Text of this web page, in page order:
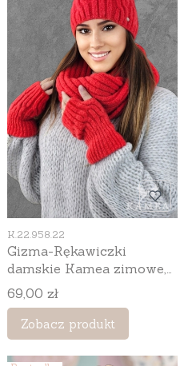
Kod produktu
K.22.958.22
Gizma-Rękawiczki
damskie Kamea zimowe,
bez palców, z wełną, kolor
koralowy
Cena
69,00 zł
Zobacz produkt